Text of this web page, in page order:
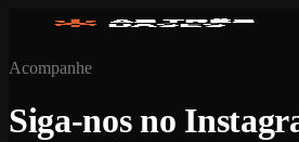
Acompanhe
Siga-nos no